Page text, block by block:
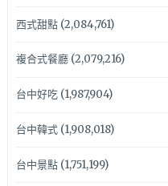
西式甜點(2,084,761)
複合式餐廳(2,079,216)
台中好吃(1,987,904)
台中韓式(1,908,018)
台中景點(1,751,199)